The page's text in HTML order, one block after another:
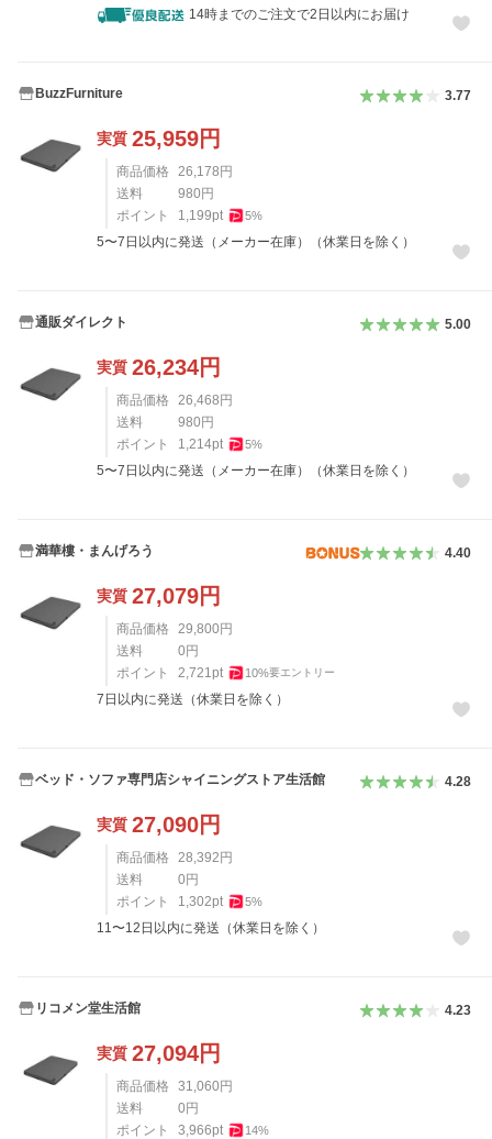
14時までのご注文で2日以内にお届け
BuzzFurniture 3.77
実質 25,959円
商品価格 26,178 円
送料
980 円
ポイント
1,199pt 5%
5〜7日以内に発送（メーカー在庫）（休業日を除く）
通販ダイレクト 5.00
実質 26,234円
商品価格 26,468 円
送料
980 円
ポイント
1,214pt 5%
5〜7日以内に発送（メーカー在庫）（休業日を除く）
満華樓・まんげろう 4.40
実質 27,079円
商品価格 29,800 円
送料
0 円
ポイント
2,721pt 10%要エントリー
7日以内に発送（休業日を除く）
ベッド・ソファ専門店シャイニングストア生活館 4.28
実質 27,090円
商品価格 28,392 円
送料
0 円
ポイント
1,302pt 5%
11〜12日以内に発送（休業日を除く）
リコメン堂生活館 4.23
実質 27,094円
商品価格 31,060 円
送料
0 円
ポイント
3,966pt 14%